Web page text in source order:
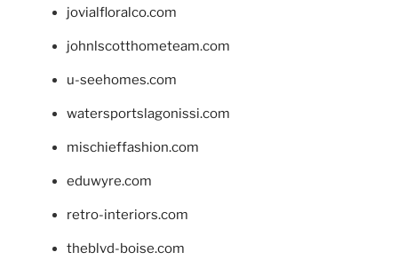
jovialfloralco.com
johnlscotthometeam.com
u-seehomes.com
watersportslagonissi.com
mischieffashion.com
eduwyre.com
retro-interiors.com
theblvd-boise.com